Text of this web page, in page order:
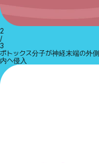
2
/
3
ボトックス分子が神経末端の外
内へ侵入